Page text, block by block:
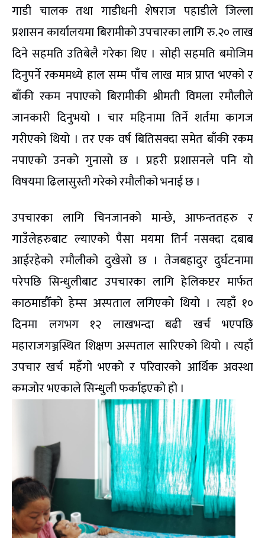
गाडी चालक तथा गाडीधनी शेषराज पहाडीले जिल्ला
प्रशासन कार्यालयमा बिरामीको उपचारका लागि रु.२० लाख
दिने सहमति उतिबेलै गरेका थिए । सोही सहमति बमोजिम
दिनुपर्ने रकममध्ये हाल सम्म पाँच लाख मात्र प्राप्त भएको र
बाँकी रकम नपाएको बिरामीकी श्रीमती विमला रमौलीले
जानकारी दिनुभयो । चार महिनामा तिर्ने शर्तमा कागज
गरीएको थियो । तर एक वर्ष बितिसक्दा समेत बाँकी रकम
नपाएको उनको गुनासो छ । प्रहरी प्रशासनले पनि यो
विषयमा ढिलासुस्ती गरेको रमौलीको भनाई छ ।
उपचारका लागि चिनजानको मान्छे, आफन्ततहरु र
गाउँलेहरुबाट ल्याएको पैसा मयमा तिर्न नसक्दा दबाब
आईरहेको रमौलीको दुखेसो छ । तेजबहादुर दुर्घटनामा
परेपछि सिन्धुलीबाट उपचारका लागि हेलिकप्टर मार्फत
काठमाडौँको हेम्स अस्पताल लगिएको थियो । त्यहाँ १०
दिनमा लगभग १२ लाखभन्दा बढी खर्च भएपछि
महाराजगञ्जस्थित शिक्षण अस्पताल सारिएको थियो । त्यहाँ
उपचार खर्च महँगो भएको र परिवारको आर्थिक अवस्था
कमजोर भएकाले सिन्धुली फर्काइएको हो ।